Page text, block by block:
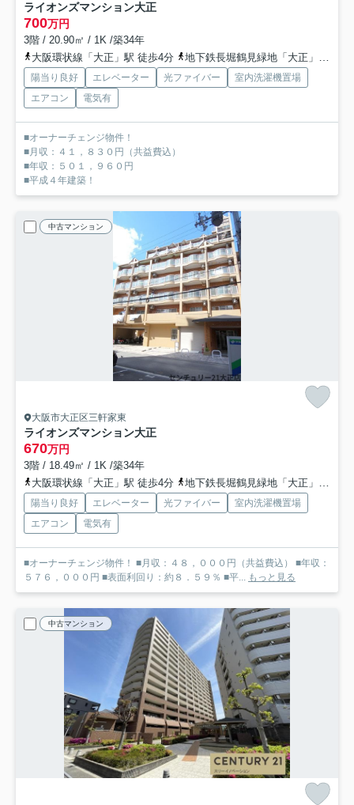
ライオンズマンション大正
700万円
3階 / 20.90㎡ / 1K /築34年
大阪環状線「大正」駅 徒歩4分
地下鉄長堀鶴見緑地「大正」駅 徒歩4分
陽当り良好 エレベーター 光ファイバー
室内洗濯機置場
エアコン
電気有
■オーナーチェンジ物件！
■月収：４１，８３０円（共益費込）
■年収：５０１，９６０円
■平成４年建築！
中古マンション
大阪市大正区三軒家東
ライオンズマンション大正
670万円
3階 / 18.49㎡ / 1K /築34年
大阪環状線「大正」駅 徒歩4分
地下鉄長堀鶴見緑地「大正」駅 徒歩4分
陽当り良好 エレベーター 光ファイバー
室内洗濯機置場
エアコン
電気有
■オーナーチェンジ物件！ ■月収：４８，０００円（共益費込） ■年収：
５７６，０００円 ■表面利回り：約８．５９％ ■平... もっと見る
中古マンション